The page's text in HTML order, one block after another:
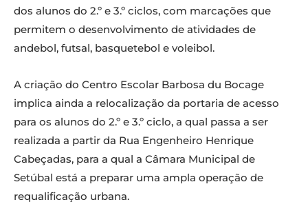
dos alunos do 2.º e 3.º ciclos, com marcações que
permitem o desenvolvimento de atividades de
andebol, futsal, basquetebol e voleibol.
A criação do Centro Escolar Barbosa du Bocage
implica ainda a relocalização da portaria de acesso
para os alunos do 2.º e 3.º ciclo, a qual passa a ser
realizada a partir da Rua Engenheiro Henrique
Cabeçadas, para a qual a Câmara Municipal de
Setúbal está a preparar uma ampla operação de
requalificação urbana.